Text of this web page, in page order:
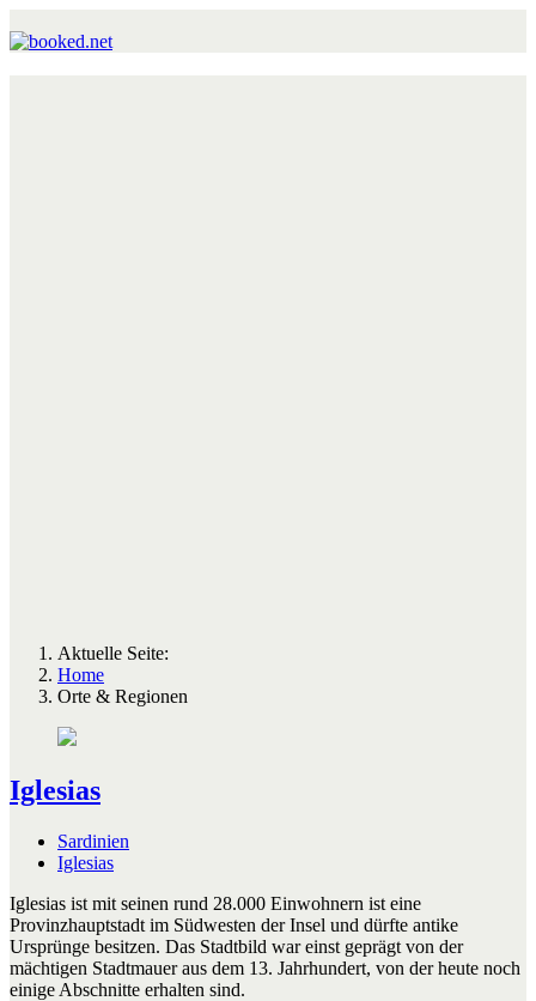
Aktuelle Seite:
Home
Orte & Regionen
Iglesias
Sardinien
Iglesias
Iglesias ist mit seinen rund 28.000 Einwohnern ist eine
Provinzhauptstadt im Südwesten der Insel und dürfte antike
Ursprünge besitzen. Das Stadtbild war einst geprägt von der
mächtigen Stadtmauer aus dem 13. Jahrhundert, von der heute noch
einige Abschnitte erhalten sind.